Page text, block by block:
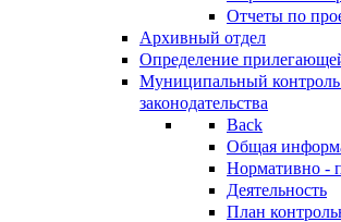
Отчеты по
Архивный отдел
Определение
Муниципальный контроль
законодательства
Back
Общая
Нормативно -
Деятельность
План